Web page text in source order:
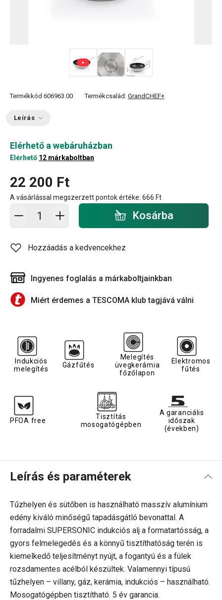
Termékkód 606963.00 Termékcsalád: GrandCHEF+
Leírás
Elérhető a webáruházban
Elérhető 12 márkaboltban
22 200 Ft
A vásárlással megszerzett pontok értéke: 666 Ft
Kosárba - mennyiség Kosárba
Hozzáadás a kedvencekhez
Ingyenes foglalás a márkaboltjainkban
Miért érdemes a TESCOMA klub tagjává válni
Indukciós
melegítés
Gázfűtés
Melegítés
üvegkerámia
főzőlapon
Elektromos
fűtés
PFOA free
Tisztítás
mosogatógépben
A garanciális
időszak
(években)
Leírás és paraméterek
Tűzhelyen és sütőben is használható masszív alumínium
edény kiváló minőségű tapadásgátló bevonattal. A
forradalmi SUPERSONIC indukciós alj a formatartósság, a
gyors felmelegedés és a könnyű tisztíthatóság terén is
kiemelkedő teljesítményt nyújt, a fogantyú és a fülek
rozsdamentes acélból készültek. Valamennyi típusú
tűzhelyen – villany, gáz, kerámia, indukciós – használható.
Mosogatógépben tisztítható. 5 év garancia.